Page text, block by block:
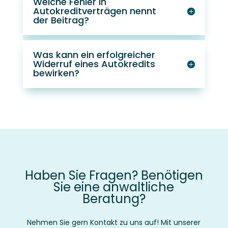
Autokreditverträgen nennt
der Beitrag?
Was kann ein erfolgreicher
Widerruf eines Autokredits
bewirken?
Haben Sie Fragen? Benötigen
Sie eine anwaltliche
Beratung?
Nehmen Sie gern Kontakt zu uns auf! Mit unserer